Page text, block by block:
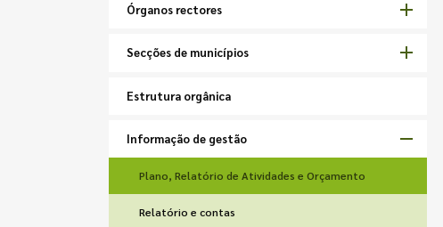
Buscar
Órganos rectores
Secções de municípios
Estrutura orgânica
Informação de gestão
Plano, Relatório de Atividades e Orçamento
Relatório e contas